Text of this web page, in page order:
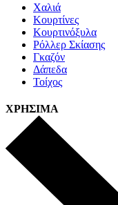
Χαλιά
Κουρτίνες
Κουρτινόξυλα
Ρόλλερ Σκίασης
Γκαζόν
Δάπεδα
Τοίχος
ΧΡΗΣΙΜΑ